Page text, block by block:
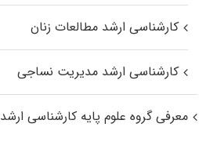
کارشناسی ارشد مطالعات زنان
کارشناسی ارشد مدیریت نساجی
معرفی گروه علوم پایه کارشناسی ارشد